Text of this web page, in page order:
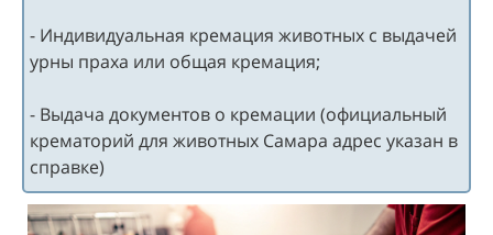
10-20
5000
20-30
40-50
8000
более 50
дог.
- Индивидуальная кремация животных с выдачей
урны праха или общая кремация;
- Выдача документов о кремации (официальный
крематорий для животных Самара адрес указан в
справке)